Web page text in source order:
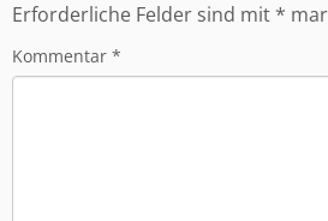
Erforderliche Felder sind mit *
Kommentar *